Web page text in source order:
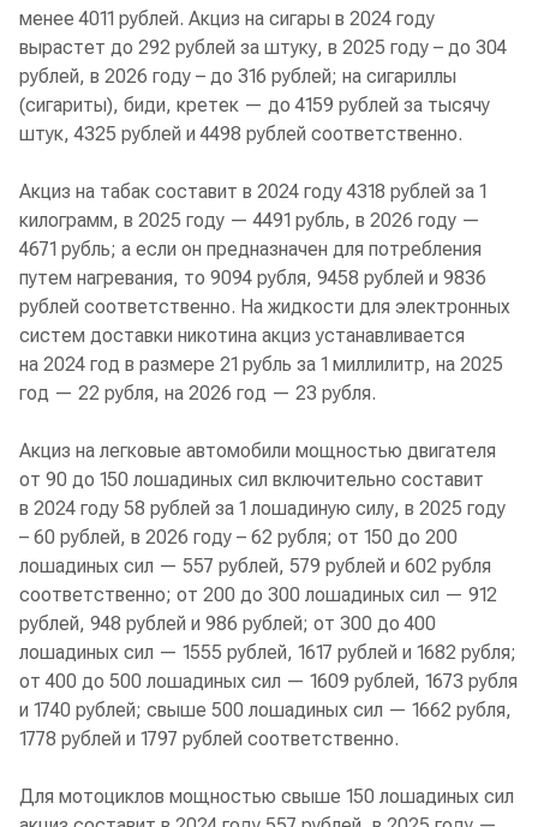
менее 4011 рублей. Акциз на сигары в 2024 году
вырастет до 292 рублей за штуку, в 2025 году – до 304
рублей, в 2026 году – до 316 рублей; на сигариллы
(сигариты), биди, кретек — до 4159 рублей за тысячу
штук, 4325 рублей и 4498 рублей соответственно.
Акциз на табак составит в 2024 году 4318 рублей за 1
килограмм, в 2025 году — 4491 рубль, в 2026 году —
4671 рубль; а если он предназначен для потребления
путем нагревания, то 9094 рубля, 9458 рублей и 9836
рублей соответственно. На жидкости для электронных
систем доставки никотина акциз устанавливается
на 2024 год в размере 21 рубль за 1 миллилитр, на 2025
год — 22 рубля, на 2026 год — 23 рубля.
Акциз на легковые автомобили мощностью двигателя
от 90 до 150 лошадиных сил включительно составит
в 2024 году 58 рублей за 1 лошадиную силу, в 2025 году
– 60 рублей, в 2026 году – 62 рубля; от 150 до 200
лошадиных сил — 557 рублей, 579 рублей и 602 рубля
соответственно; от 200 до 300 лошадиных сил — 912
рублей, 948 рублей и 986 рублей; от 300 до 400
лошадиных сил — 1555 рублей, 1617 рублей и 1682 рубля;
от 400 до 500 лошадиных сил — 1609 рублей, 1673 рубля
и 1740 рублей; свыше 500 лошадиных сил — 1662 рубля,
1778 рублей и 1797 рублей соответственно.
Для мотоциклов мощностью свыше 150 лошадиных сил